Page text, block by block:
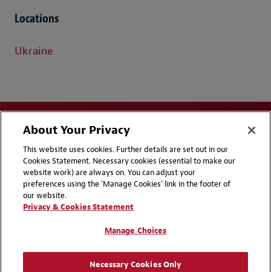
Locations
Ukraine
Disclaimers
Privacy & Cookies Statement
Cookie Preferences
About Your Privacy
This website uses cookies. Further details are set out in our
Cookies Statement. Necessary cookies (essential to make our
website work) are always on. You can adjust your
preferences using the 'Manage Cookies' link in the footer of
our website.
Privacy & Cookies Statement
Manage Choices
Necessary Cookies Only